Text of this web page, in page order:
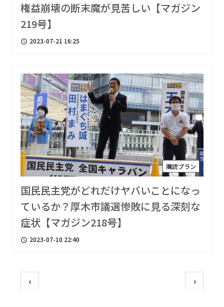
権益崩壊の断末魔が見苦しい【マガジン
219号】
access_time 2023-07-21 16:25
購読プラン
国民民主党がどれだけヤバいことになっ
ているか？厚木市議選惨敗に見る深刻な
症状【マガジン218号】
access_time 2023-07-10 22:40
‹ ›